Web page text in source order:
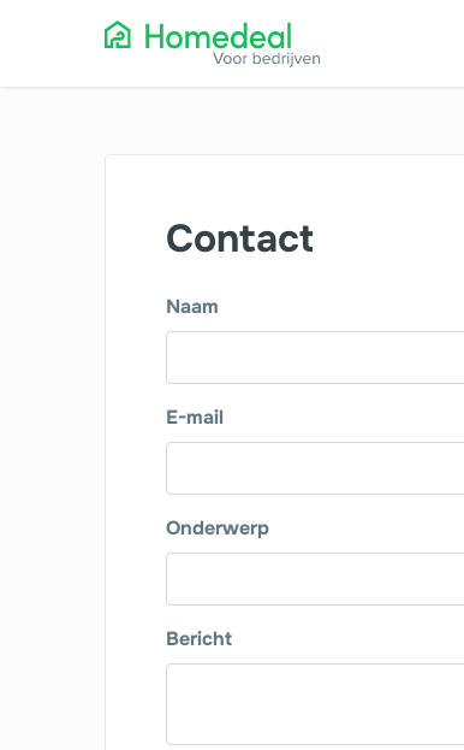
Contact
Naam
E-mail
Onderwerp
Bericht